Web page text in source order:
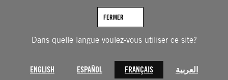
Dans quelle langue voulez-vous utiliser ce site?
ENGLISH ESPAÑOL FRANÇAIS
العربية
FERMER